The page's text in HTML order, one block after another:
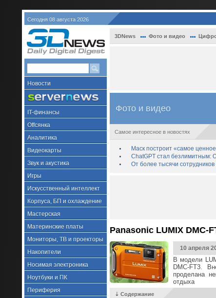
Сегодня 08 августа 2026
Новости
IT-финансы
Offсянка
Аналитика
Видеокарты
Звук и акустика
Игры
Искусственный интеллект
Корпуса, БП и охлаждение
Мастерская
Материнские платы
Мониторы, ТВ и проекторы
Накопители
Носимая электроника
Ноутбуки и ПК
Периферия
3DNews Фото и видео
Фото и видео
Самое интересное в новостях
Маск построит «самое
ChatGPT стал безлимитным:
От более тысячи
Panasonic LUMIX
10 апреля
В модели
DMC-FT3.
проделана
отдыха
⇣ Содержание